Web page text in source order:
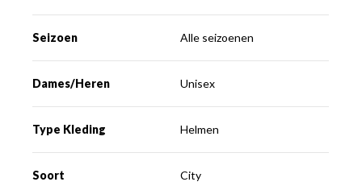
Seizoen Alle seizoenen
Dames/Heren Unisex
Type Kleding Helmen
Soort City